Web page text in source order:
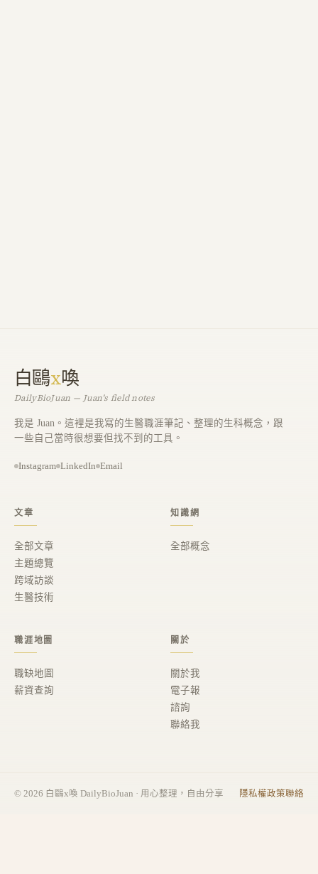
白鷗x喚
DailyBioJuan — Juan's field notes
我是 Juan。這裡是我寫的生醫職涯筆記、整理的生科概念，跟
一些自己當時很想要但找不到的工具。
Instagram LinkedIn Email
文章
全部文章
主題總覽
跨域訪談
生醫技術
知識網
全部概念
職涯地圖
職缺地圖
薪資查詢
關於
關於我
電子報
諮詢
聯絡我
© 2026 白鷗x喚 DailyBioJuan · 用心整理，自由分享 隱私權政策聯絡